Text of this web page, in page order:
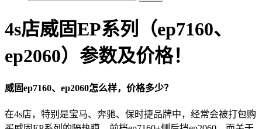
4s店威固EP系列（ep7160、
ep2060）参数及价格！
威固ep7160、ep2060怎么样，价格多少？
在4s店，特别是宝马、奔驰、保时捷品牌中，经常会被打包购